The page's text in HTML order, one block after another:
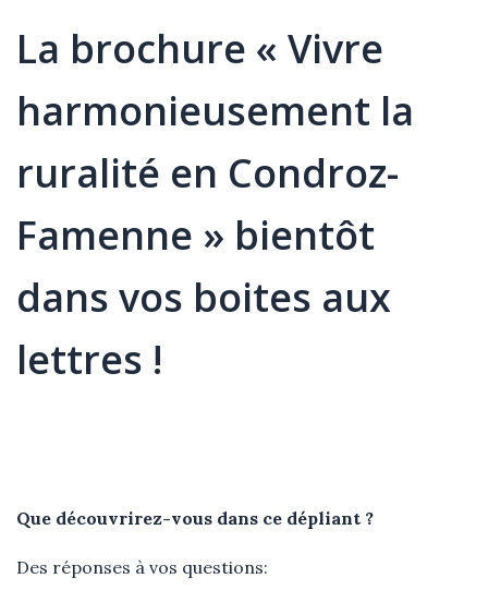
La brochure « Vivre
harmonieusement la
ruralité en Condroz-
Famenne » bientôt
dans vos boites aux
lettres !
Que découvrirez-vous dans ce dépliant ?
Des réponses à vos questions: